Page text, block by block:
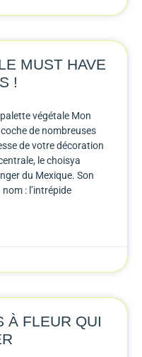
MUST HAVE
!
végétale Mon
de nombreuses
de votre décoration
le choisya
du Mexique. Son
: l’intrépide
À FLEUR QUI